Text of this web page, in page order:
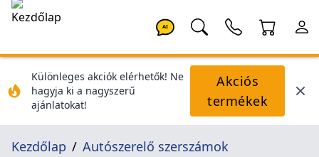
AI
Különleges akciók elérhetők! Ne
hagyja ki a nagyszerű
ajánlatokat!
Akciós
termékek
Kezdőlap
Autószerelő szerszámok